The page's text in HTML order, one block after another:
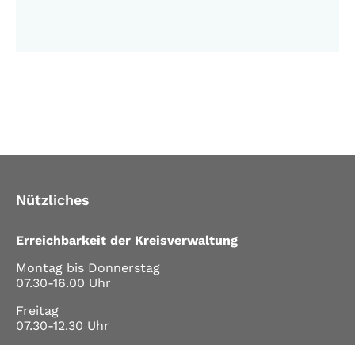
Nützliches
Erreichbarkeit der Kreisverwaltung
Montag bis Donnerstag
07.30-16.00 Uhr
Freitag
07.30-12.30 Uhr